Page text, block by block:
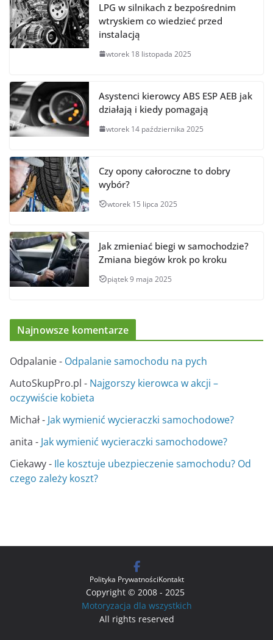
LPG w silnikach z bezpośrednim
wtryskiem co wiedzieć przed
instalacją
wtorek 18 listopada 2025
Asystenci kierowcy ABS ESP AEB jak
działają i kiedy pomagają
wtorek 14 października 2025
Czy opony całoroczne to dobry
wybór?
wtorek 15 lipca 2025
Jak zmieniać biegi w samochodzie?
Zmiana biegów krok po kroku
piątek 9 maja 2025
Najnowsze komentarze
Odpalanie- Odpalanie samochodu na pych
AutoSkupPro.pl - Najgorszy kierowca w akcji –
oczywiście kobieta
Michał- Jak wymienić wycieraczki samochodowe?
anita - Jak wymienić wycieraczki samochodowe?
Ciekawy- Ile kosztuje ubezpieczenie samochodu? Od
czego zależy koszt?
Polityka PrywatnościKontakt
Copyright © 2008 - 2025
Motoryzacja dla wszystkich
All rights reserved